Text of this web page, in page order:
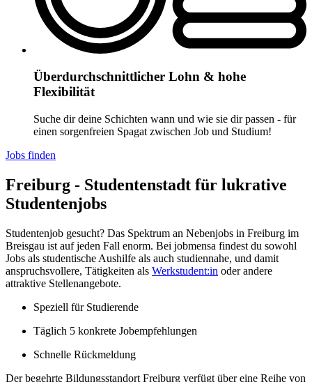
Überdurchschnittlicher Lohn & hohe
Flexibilität
Suche dir deine Schichten wann und wie sie dir passen - für
einen sorgenfreien Spagat zwischen Job und Studium!
Jobs finden
Freiburg - Studentenstadt für lukrative
Studentenjobs
Studentenjob gesucht? Das Spektrum an Nebenjobs in Freiburg im
Breisgau ist auf jeden Fall enorm. Bei jobmensa findest du sowohl
Jobs als studentische Aushilfe als auch studiennahe, und damit
anspruchsvollere, Tätigkeiten als Werkstudent:in oder andere
attraktive Stellenangebote.
Speziell für Studierende
Täglich 5 konkrete Jobempfehlungen
Schnelle Rückmeldung
Der begehrte Bildungsstandort Freiburg verfügt über eine Reihe von